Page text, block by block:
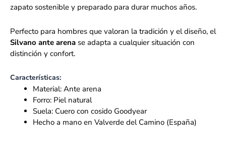
zapato sostenible y preparado para durar muchos años.
Perfecto para hombres que valoran la tradición y el diseño, el
Silvano ante arena se adapta a cualquier situación con
distinción y confort.
Características:
Material: Ante arena
Forro: Piel natural
Suela: Cuero con cosido Goodyear
Hecho a mano en Valverde del Camino (España)